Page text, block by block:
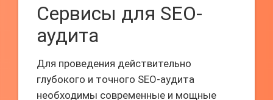
Сервисы для SEO-
аудита
Для проведения действительно
глубокого и точного SEO-аудита
необходимы современные и мощные